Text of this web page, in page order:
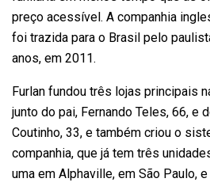
preço acessível. A companhia
foi trazida para o Brasil pelo
anos, em 2011.
Furlan fundou três lojas principais
junto do pai, Fernando Teles, 66, e
Coutinho, 33, e também criou o
companhia, que já tem três
uma em Alphaville, em São Paulo,